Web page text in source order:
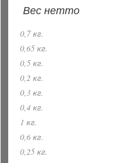
Вес нетто
0,7 кг.
0,65 кг.
0,5 кг.
0,2 кг.
0,3 кг.
0,4 кг.
1 кг.
0,6 кг.
0,25 кг.